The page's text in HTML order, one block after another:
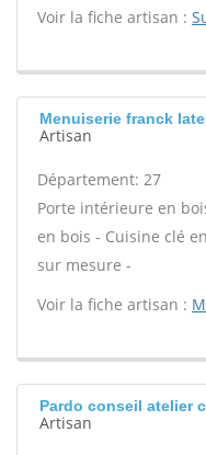
Voir la fiche artisan :
Menuiserie franck
Artisan
Département: 27
Porte intérieure en
en bois - Cuisine clé
sur mesure -
Voir la fiche artisan :
Pardo conseil atelier
Artisan